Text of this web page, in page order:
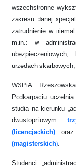
wszechstronne
zakresu danej
zatrudnienie w
m.in.: w
urzędach
WSPiA
Podkarpaciu
studia na kierunku
dwustopniowym:
(licencjackich)
(magisterskich).
Studenci